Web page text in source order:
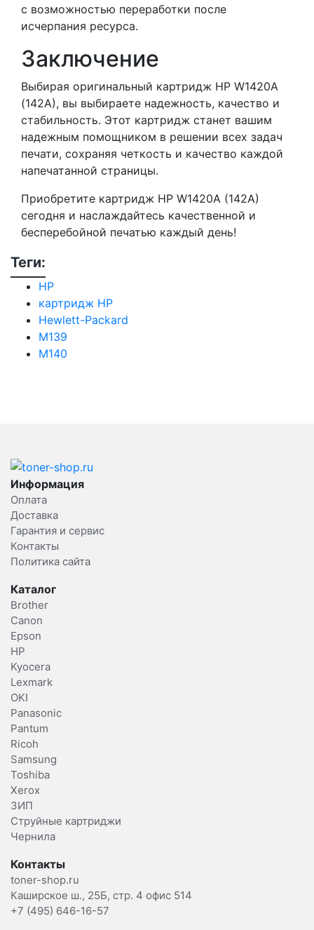
с возможностью переработки после
исчерпания ресурса.
Заключение
Выбирая оригинальный картридж HP W1420A
(142A), вы выбираете надежность, качество и
стабильность. Этот картридж станет вашим
надежным помощником в решении всех задач
печати, сохраняя четкость и качество каждой
напечатанной страницы.
Приобретите картридж HP W1420A (142A)
сегодня и наслаждайтесь качественной и
бесперебойной печатью каждый день!
Теги:
HP
картридж HP
Hewlett-Packard
M139
M140
Информация
Оплата
Доставка
Гарантия и сервис
Контакты
Политика сайта
Каталог
Brother
Canon
Epson
HP
Kyocera
Lexmark
OKI
Panasonic
Pantum
Ricoh
Samsung
Toshiba
Xerox
ЗИП
Струйные картриджи
Чернила
Контакты
toner-shop.ru
Каширское ш., 25Б, стр. 4 офис 514
+7 (495) 646-16-57